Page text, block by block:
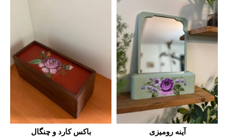
آینه رومیزی باکس کارد و چنگال